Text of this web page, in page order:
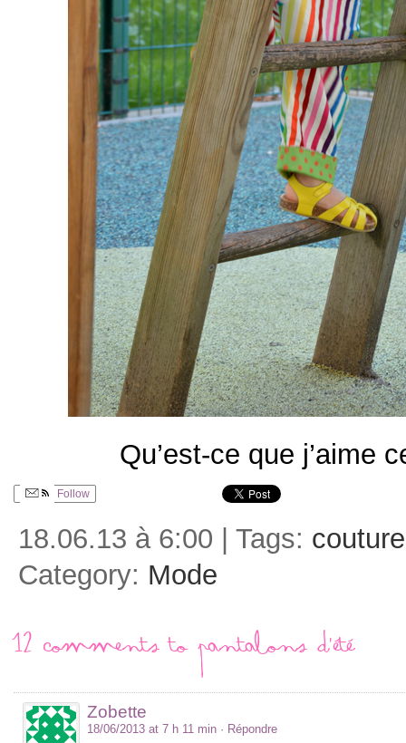
Qu’est-ce que j’aime
Follow
18.06.13 à 6:00 | Tags: couture
Category: Mode
12 comments to Pantalons d’été
Zobette
18/06/2013 at 7 h 11 min · Répondre